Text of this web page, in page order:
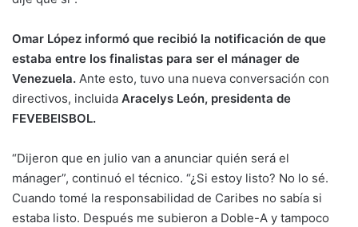
Omar López informó que recibió la notificación de que
estaba entre los finalistas para ser el mánager de
Venezuela. Ante esto, tuvo una nueva conversación con
directivos, incluida Aracelys León, presidenta de
FEVEBEISBOL.
“Dijeron que en julio van a anunciar quién será el
mánager”, continuó el técnico. “¿Si estoy listo? No lo sé.
Cuando tomé la responsabilidad de Caribes no sabía si
estaba listo. Después me subieron a Doble-A y tampoco